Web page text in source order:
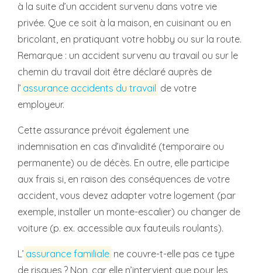
à la suite d’un accident survenu dans votre vie
privée. Que ce soit à la maison, en cuisinant ou en
bricolant, en pratiquant votre hobby ou sur la route.
Remarque : un accident survenu au travail ou sur le
chemin du travail doit être déclaré auprès de
l’ assurance accidents du travail de votre
employeur.
Cette assurance prévoit également une
indemnisation en cas d’invalidité (temporaire ou
permanente) ou de décès. En outre, elle participe
aux frais si, en raison des conséquences de votre
accident, vous devez adapter votre logement (par
exemple, installer un monte-escalier) ou changer de
voiture (p. ex. accessible aux fauteuils roulants).
L’ assurance familiale ne couvre-t-elle pas ce type
de risques ? Non, car elle n’intervient que pour les